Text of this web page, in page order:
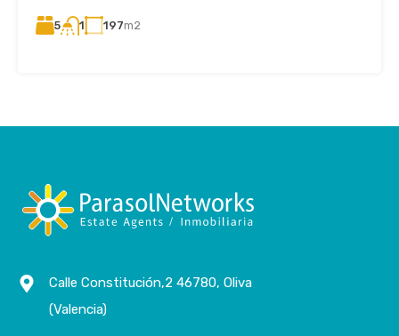
5 1 197m2
Calle Constitución,2 46780, Oliva
(Valencia)